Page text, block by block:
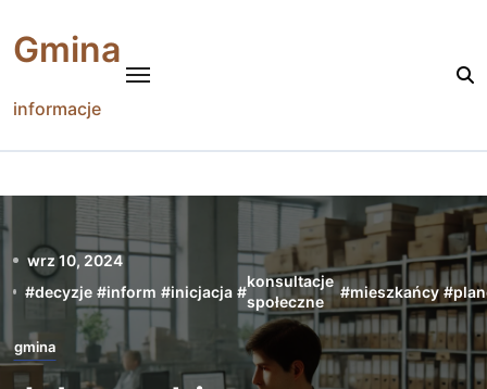
content
Gmina
informacje
wrz 10, 2024
#decyzje #inform #inicjacja #
konsultacje
społeczne
#mieszkańcy #
gmina